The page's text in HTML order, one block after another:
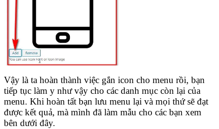
Vậy là ta hoàn thành việc gắn icon cho menu rồi, bạn
tiếp tục làm y như vậy cho các danh mục còn lại của
menu. Khi hoàn tất bạn lưu menu lại và mọi thứ sẽ đạt
được kết quả, mà mình đã làm mẫu cho các bạn xem
bên dưới đây.